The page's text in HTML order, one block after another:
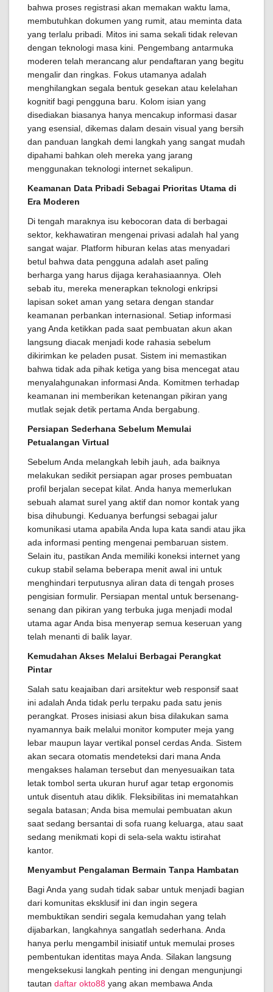
bahwa proses registrasi akan memakan waktu lama,
membutuhkan dokumen yang rumit, atau meminta data
yang terlalu pribadi. Mitos ini sama sekali tidak relevan
dengan teknologi masa kini. Pengembang antarmuka
moderen telah merancang alur pendaftaran yang begitu
mengalir dan ringkas. Fokus utamanya adalah
menghilangkan segala bentuk gesekan atau kelelahan
kognitif bagi pengguna baru. Kolom isian yang
disediakan biasanya hanya mencakup informasi dasar
yang esensial, dikemas dalam desain visual yang bersih
dan panduan langkah demi langkah yang sangat mudah
dipahami bahkan oleh mereka yang jarang
menggunakan teknologi internet sekalipun.
Keamanan Data Pribadi Sebagai Prioritas Utama di
Era Moderen
Di tengah maraknya isu kebocoran data di berbagai
sektor, kekhawatiran mengenai privasi adalah hal yang
sangat wajar. Platform hiburan kelas atas menyadari
betul bahwa data pengguna adalah aset paling
berharga yang harus dijaga kerahasiaannya. Oleh
sebab itu, mereka menerapkan teknologi enkripsi
lapisan soket aman yang setara dengan standar
keamanan perbankan internasional. Setiap informasi
yang Anda ketikkan pada saat pembuatan akun akan
langsung diacak menjadi kode rahasia sebelum
dikirimkan ke peladen pusat. Sistem ini memastikan
bahwa tidak ada pihak ketiga yang bisa mencegat atau
menyalahgunakan informasi Anda. Komitmen terhadap
keamanan ini memberikan ketenangan pikiran yang
mutlak sejak detik pertama Anda bergabung.
Persiapan Sederhana Sebelum Memulai
Petualangan Virtual
Sebelum Anda melangkah lebih jauh, ada baiknya
melakukan sedikit persiapan agar proses pembuatan
profil berjalan secepat kilat. Anda hanya memerlukan
sebuah alamat surel yang aktif dan nomor kontak yang
bisa dihubungi. Keduanya berfungsi sebagai jalur
komunikasi utama apabila Anda lupa kata sandi atau jika
ada informasi penting mengenai pembaruan sistem.
Selain itu, pastikan Anda memiliki koneksi internet yang
cukup stabil selama beberapa menit awal ini untuk
menghindari terputusnya aliran data di tengah proses
pengisian formulir. Persiapan mental untuk bersenang-
senang dan pikiran yang terbuka juga menjadi modal
utama agar Anda bisa menyerap semua keseruan yang
telah menanti di balik layar.
Kemudahan Akses Melalui Berbagai Perangkat
Pintar
Salah satu keajaiban dari arsitektur web responsif saat
ini adalah Anda tidak perlu terpaku pada satu jenis
perangkat. Proses inisiasi akun bisa dilakukan sama
nyamannya baik melalui monitor komputer meja yang
lebar maupun layar vertikal ponsel cerdas Anda. Sistem
akan secara otomatis mendeteksi dari mana Anda
mengakses halaman tersebut dan menyesuaikan tata
letak tombol serta ukuran huruf agar tetap ergonomis
untuk disentuh atau diklik. Fleksibilitas ini mematahkan
segala batasan; Anda bisa memulai pembuatan akun
saat sedang bersantai di sofa ruang keluarga, atau saat
sedang menikmati kopi di sela-sela waktu istirahat
kantor.
Menyambut Pengalaman Bermain Tanpa Hambatan
Bagi Anda yang sudah tidak sabar untuk menjadi bagian
dari komunitas eksklusif ini dan ingin segera
membuktikan sendiri segala kemudahan yang telah
dijabarkan, langkahnya sangatlah sederhana. Anda
hanya perlu mengambil inisiatif untuk memulai proses
pembentukan identitas maya Anda. Silakan langsung
mengeksekusi langkah penting ini dengan mengunjungi
tautan daftar okto88 yang akan membawa Anda